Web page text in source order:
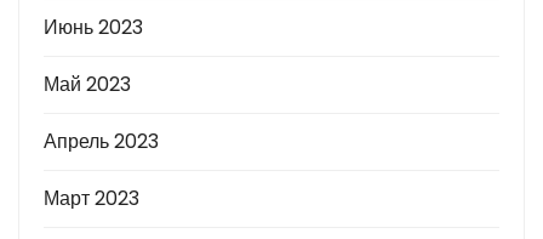
Июнь 2023
Май 2023
Апрель 2023
Март 2023